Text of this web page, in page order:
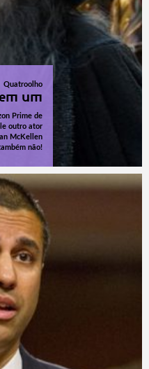
Quatroolho
um
Prime de
outro ator
McKellen
não!